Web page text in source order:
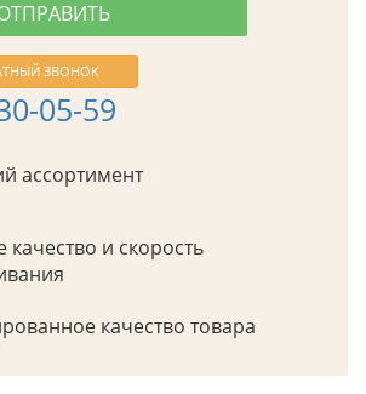
ЗВОНОК
05-59
ассортимент
качество и скорость
качество товара